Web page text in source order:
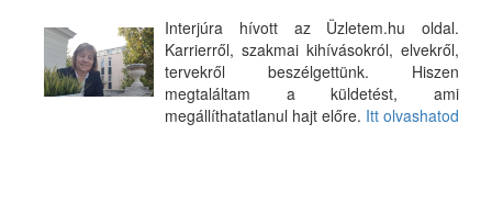
Interjúra hívott az Üzletem.hu oldal.
Karrierről, szakmai kihívásokról, elvekről,
tervekről beszélgettünk. Hiszen
megtaláltam a küldetést, ami
megállíthatatlanul hajt előre. Itt olvashatod